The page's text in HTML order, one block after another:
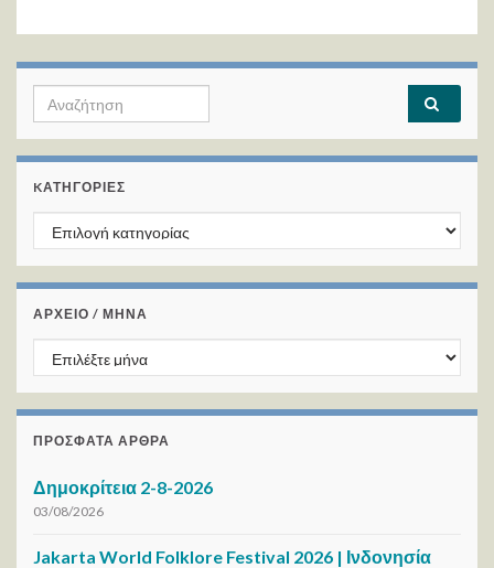
Search for:
KΑΤΗΓΟΡΊΕΣ
Kατηγορίες
ΑΡΧΕΙΟ / ΜΗΝΑ
ΑΡΧΕΙΟ / ΜΗΝΑ
ΠΡΌΣΦΑΤΑ ΆΡΘΡΑ
Δημοκρίτεια 2-8-2026
03/08/2026
Jakarta World Folklore Festival 2026 | Ινδονησία